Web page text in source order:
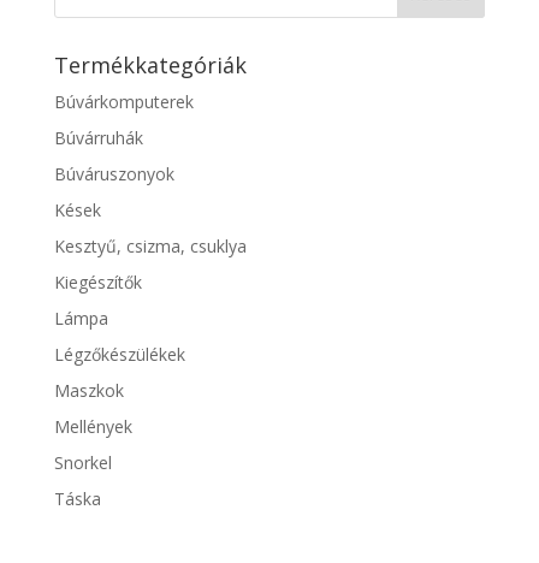
Termékkategóriák
Búvárkomputerek
Búvárruhák
Búváruszonyok
Kések
Kesztyű, csizma, csuklya
Kiegészítők
Lámpa
Légzőkészülékek
Maszkok
Mellények
Snorkel
Táska